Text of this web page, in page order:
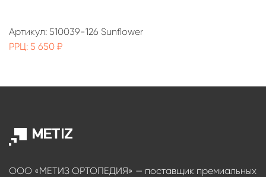
Артикул: 510039-126 Sunflower
РРЦ: 5 650 ₽
ООО «МЕТИЗ ОРТОПЕДИЯ» — поставщик премиальных